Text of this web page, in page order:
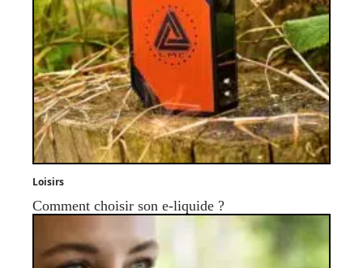
Loisirs
Comment choisir son e-liquide ?